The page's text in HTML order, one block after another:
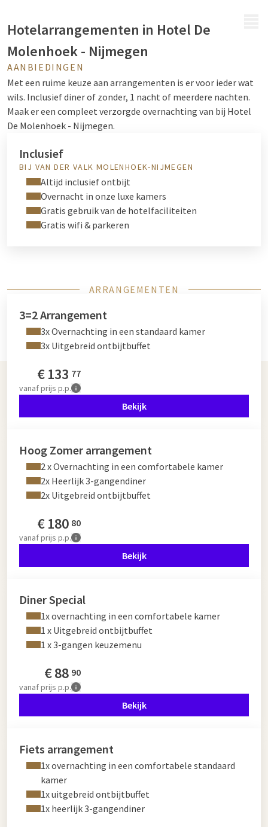
Hotelarrangementen in Hotel De
Molenhoek - Nijmegen
AANBIEDINGEN
Met een ruime keuze aan arrangementen is er voor ieder wat
wils. Inclusief diner of zonder, 1 nacht of meerdere nachten.
Maak er een compleet verzorgde overnachting van bij Hotel
De Molenhoek - Nijmegen.
Inclusief
BIJ VAN DER VALK MOLENHOEK-NIJMEGEN
Altijd inclusief ontbijt
Overnacht in onze luxe kamers
Gratis gebruik van de hotelfaciliteiten
Gratis wifi & parkeren
ARRANGEMENTEN
3=2 Arrangement
3x Overnachting in een standaard kamer
3x Uitgebreid ontbijtbuffet
€133 77
vanafprijs p.p.
Bekijk
Hoog Zomer arrangement
2 x Overnachting in een comfortabele kamer
2x Heerlijk 3-gangendiner
2x Uitgebreid ontbijtbuffet
€180 80
vanafprijs p.p.
Bekijk
Diner Special
1x overnachting in een comfortabele kamer
1 x Uitgebreid ontbijtbuffet
1 x 3-gangen keuzemenu
€88 90
vanafprijs p.p.
Bekijk
Fiets arrangement
1x overnachting in een comfortabele standaard
kamer
1x uitgebreid ontbijtbuffet
1x heerlijk 3-gangendiner